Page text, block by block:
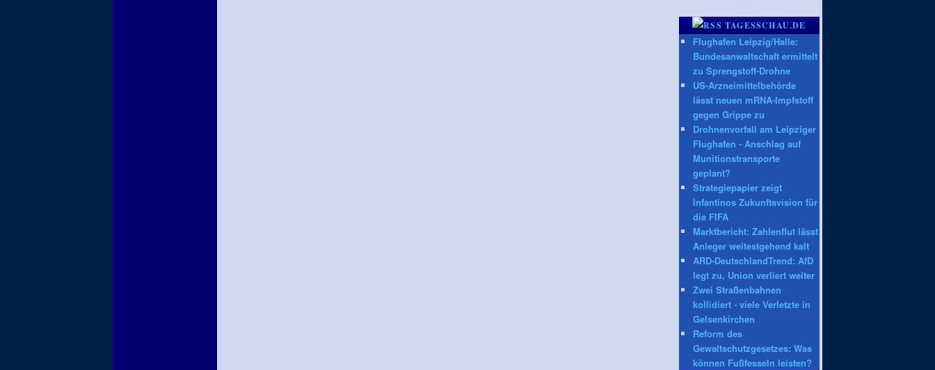
TAGESSCHAU.DE
Flughafen Leipzig/Halle:
Bundesanwaltschaft ermittelt
zu Sprengstoff-Drohne
US-Arzneimittelbehörde
lässt neuen mRNA-Impfstoff
gegen Grippe zu
Drohnenvorfall am Leipziger
Flughafen - Anschlag auf
Munitionstransporte
geplant?
Strategiepapier zeigt
Infantinos Zukunftsvision für
die FIFA
Marktbericht: Zahlenflut lässt
Anleger weitestgehend kalt
ARD-DeutschlandTrend: AfD
legt zu, Union verliert weiter
Zwei Straßenbahnen
kollidiert - viele Verletzte in
Gelsenkirchen
Reform des
Gewaltschutzgesetzes: Was
können Fußfesseln leisten?